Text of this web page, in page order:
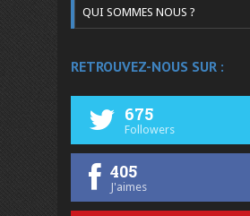
QUI SOMMES NOUS ?
RETROUVEZ-NOUS SUR :
675
Followers
405
J'aimes